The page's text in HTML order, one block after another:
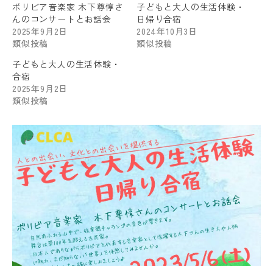
ボリビア音楽家 木下尊惇さ
んのコンサートとお話会
2025年9月2日
類似投稿
子どもと大人の生活体験・
日帰り合宿
2024年10月3日
類似投稿
子どもと大人の生活体験・
合宿
2025年9月2日
類似投稿